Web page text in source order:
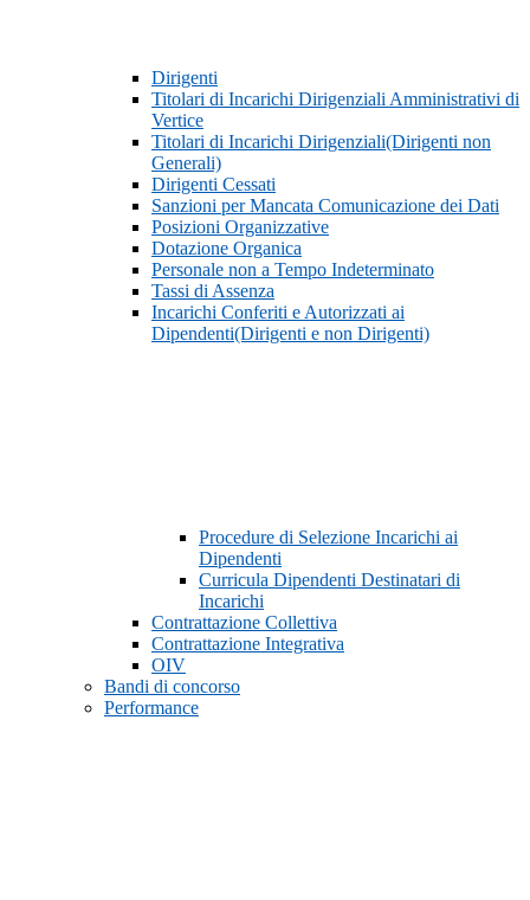
Dirigenti
Titolari di Incarichi Dirigenziali Amministrativi di
Vertice
Titolari di Incarichi Dirigenziali(Dirigenti non
Generali)
Dirigenti Cessati
Sanzioni per Mancata Comunicazione dei Dati
Posizioni Organizzative
Dotazione Organica
Personale non a Tempo Indeterminato
Tassi di Assenza
Incarichi Conferiti e Autorizzati ai
Dipendenti(Dirigenti e non Dirigenti)
Procedure di Selezione Incarichi ai
Dipendenti
Curricula Dipendenti Destinatari di
Incarichi
Contrattazione Collettiva
Contrattazione Integrativa
OIV
Bandi di concorso
Performance